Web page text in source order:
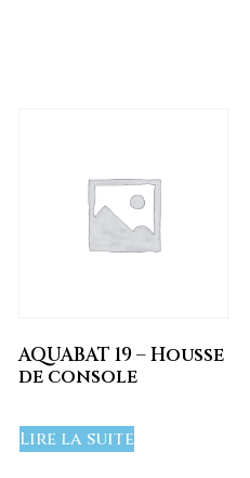
AQUABAT 19 – Housse
de console
Lire la suite